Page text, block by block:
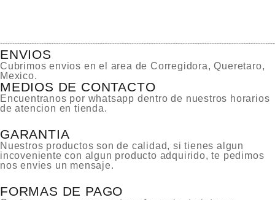
ENVIOS
Cubrimos envios en el area de Corregidora, Queretaro,
Mexico.
MEDIOS DE CONTACTO
Encuentranos por whatsapp dentro de nuestros horarios
de atencion en tienda.
GARANTIA
Nuestros productos son de calidad, si tienes algun
incoveniente con algun producto adquirido, te pedimos
nos envies un mensaje.
FORMAS DE PAGO